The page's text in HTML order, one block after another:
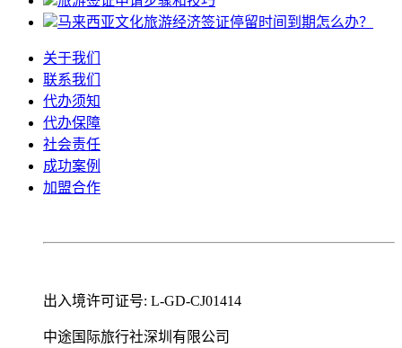
马来西亚文化旅游经济签证停留时间到期怎么办？
关于我们
联系我们
代办须知
代办保障
社会责任
成功案例
加盟合作
出入境许可证号: L-GD-CJ01414
中途国际旅行社深圳有限公司